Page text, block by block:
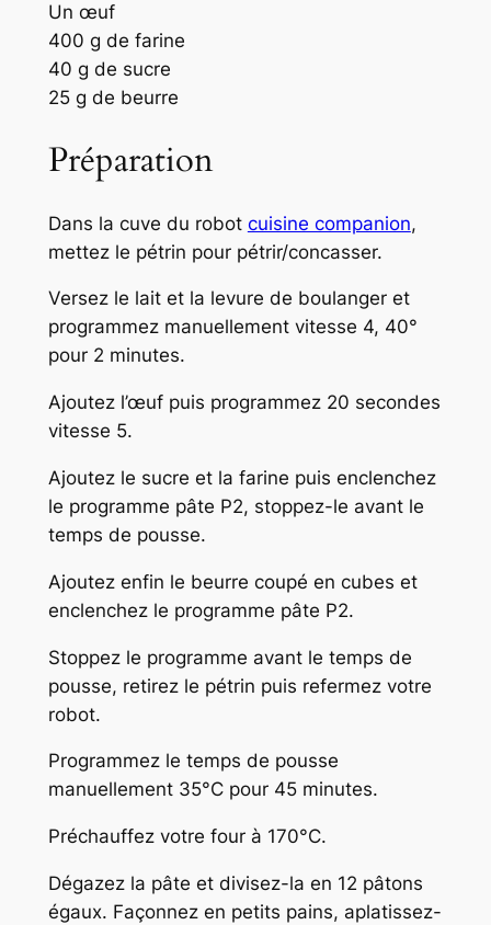
Un œuf
400 g de farine
40 g de sucre
25 g de beurre
Préparation
Dans la cuve du robot cuisine companion,
mettez le pétrin pour pétrir/concasser.
Versez le lait et la levure de boulanger et
programmez manuellement vitesse 4, 40°
pour 2 minutes.
Ajoutez l’œuf puis programmez 20 secondes
vitesse 5.
Ajoutez le sucre et la farine puis enclenchez
le programme pâte P2, stoppez-le avant le
temps de pousse.
Ajoutez enfin le beurre coupé en cubes et
enclenchez le programme pâte P2.
Stoppez le programme avant le temps de
pousse, retirez le pétrin puis refermez votre
robot.
Programmez le temps de pousse
manuellement 35°C pour 45 minutes.
Préchauffez votre four à 170°C.
Dégazez la pâte et divisez-la en 12 pâtons
égaux. Façonnez en petits pains, aplatissez-